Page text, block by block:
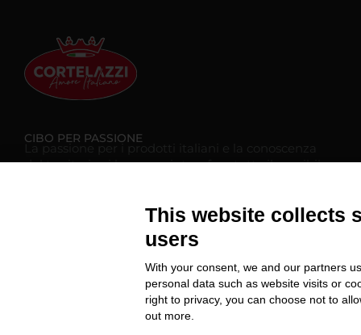
CIBO PER PASSIONE
del territorio ci hanno spinto a fare tutto il possibile
per far parte della nostra offerta per offrirti sempre
Modifica preferenze Cookie
This website collects
users
With your consent, we and our partners
personal data such as website visits or
right to privacy, you can choose not to
out more.